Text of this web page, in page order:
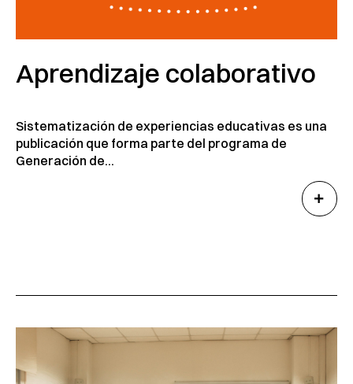
Aprendizaje colaborativo
Sistematización de experiencias educativas es una
publicación que forma parte del programa de
Generación de...